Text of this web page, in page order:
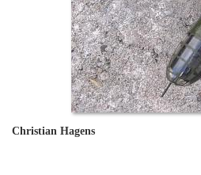
Christian Hagens